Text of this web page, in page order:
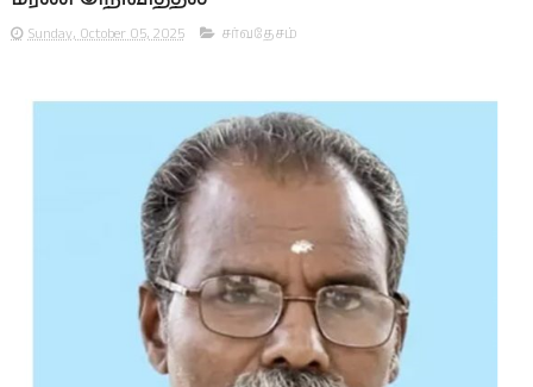
Sunday, October 05, 2025 சர்வதேசம்